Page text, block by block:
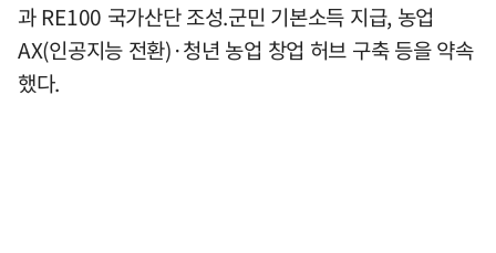
과 RE100 국가산단 조성.군민 기본소득 지급, 농업
AX(인공지능 전환)·청년 농업 창업 허브 구축 등을 약속
했다.